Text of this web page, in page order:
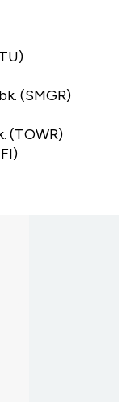
(SMGR)
(TOWR)